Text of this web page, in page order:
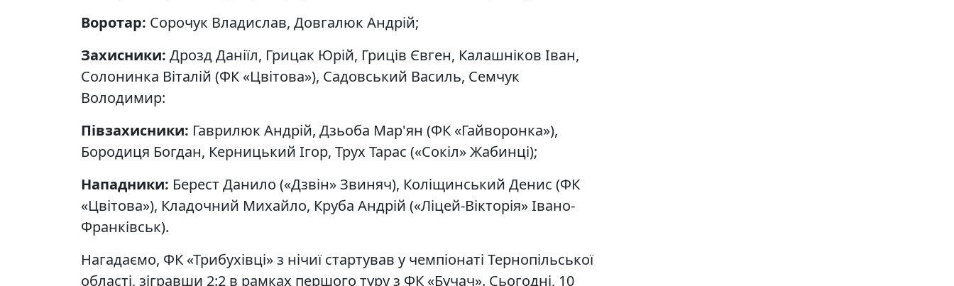
Воротар: Сорочук Владислав, Довгалюк Андрій;
Захисники: Дрозд Даніїл, Грицак Юрій, Гриців Євген, Калашніков Іван,
Солонинка Віталій (ФК «Цвітова»), Садовський Василь, Семчук
Володимир:
Півзахисники: Гаврилюк Андрій, Дзьоба Мар'ян (ФК «Гайворонка»),
Бородиця Богдан, Керницький Ігор, Трух Тарас («Сокіл» Жабинці);
Нападники: Берест Данило («Дзвін» Звиняч), Коліщинський Денис (ФК
«Цвітова»), Кладочний Михайло, Круба Андрій («Ліцей-Вікторія» Івано-
Франківськ).
Нагадаємо, ФК «Трибухівці» з нічиї стартував у чемпіонаті Тернопільської
області, зігравши 2:2 в рамках першого туру з ФК «Бучач». Сьогодні, 10